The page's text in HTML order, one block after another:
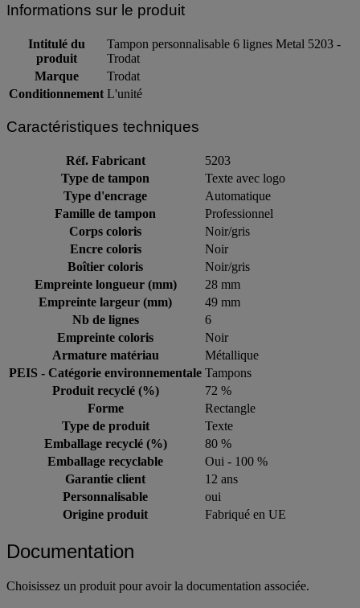
Informations sur le produit
Intitulé du
produit
Tampon personnalisable 6 lignes Metal 5203 -
Trodat
Marque
Trodat
Conditionnement L'unité
Caractéristiques techniques
Réf. Fabricant
5203
Type de tampon
Texte avec logo
Type d'encrage
Automatique
Famille de tampon
Professionnel
Corps coloris
Noir/gris
Encre coloris
Noir
Boîtier coloris
Noir/gris
Empreinte longueur (mm)
28 mm
Empreinte largeur (mm)
49 mm
Nb de lignes
6
Empreinte coloris
Noir
Armature matériau
Métallique
PEIS - Catégorie environnementale Tampons
Produit recyclé (%)
72 %
Forme
Rectangle
Type de produit
Texte
Emballage recyclé (%)
80 %
Emballage recyclable
Oui - 100 %
Garantie client
12 ans
Personnalisable
oui
Origine produit
Fabriqué en UE
Documentation
Choisissez un produit pour avoir la documentation associée.